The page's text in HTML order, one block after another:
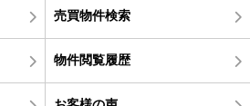
売買物件検索
物件閲覧履歴